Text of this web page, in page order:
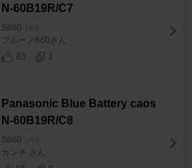
N-60B19R/C7
S660 [JW]
ブルーノ660さん
83
1
Panasonic Blue Battery caos
N-60B19R/C8
S660 [JW]
カンチ.さん